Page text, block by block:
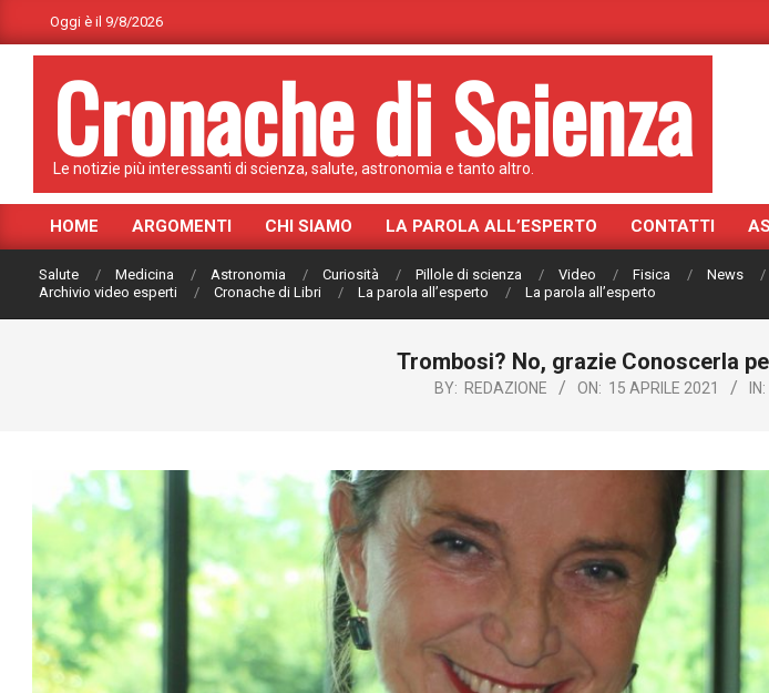
to
Oggi è il 9/8/2026
Cronache di Scienza
Le notizie più interessanti di scienza, salute, astronomia e tanto altro.
Primary
Navigation
Menu
HOME ARGOMENTI CHI SIAMO LA PAROLA ALL’ESPERTO CONTATTI
Salute Medicina Astronomia Curiosità Pillole di scienza Video Fisica News
Archivio video esperti
Cronache di Libri La parola all’esperto La parola all’esperto
Trombosi? No, grazie Conoscerla
BY: REDAZIONE ON: 15 APRILE 2021 IN: